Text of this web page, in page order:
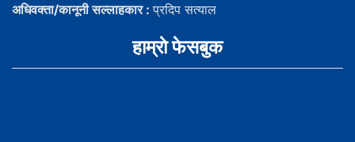
अधिवक्ता/कानूनी सल्लाहकार :प्रदिप सत्याल
हाम्राे फेसबुक